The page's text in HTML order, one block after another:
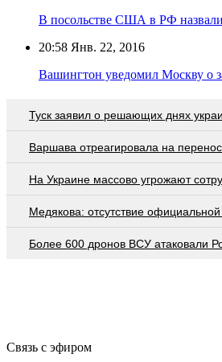
В посольстве США в РФ
20:58 Янв. 22, 2016
Вашингтон уведомил Москву о
Туск заявил о решающих днях
Варшава отреагировала на
На Украине массово угрожают
Медякова: отсутствие
Более 600 дронов ВСУ атаковали
Связь с эфиром